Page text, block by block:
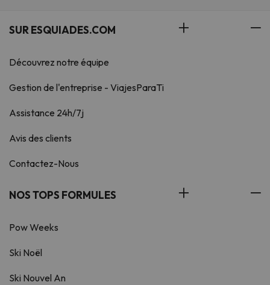
SUR ESQUIADES.COM
Découvrez notre équipe
Gestion de l'entreprise - ViajesParaTi
Assistance 24h/7j
Avis des clients
Contactez-Nous
NOS TOPS FORMULES
Pow Weeks
Ski Noël
Ski Nouvel An